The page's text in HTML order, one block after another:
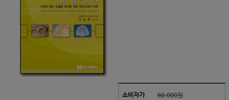
소비자가 60,000원